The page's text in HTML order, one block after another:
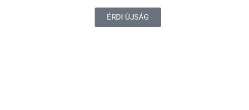
ÉRDI ÚJSÁG